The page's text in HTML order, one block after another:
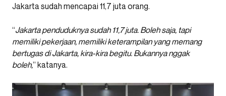
Jakarta sudah mencapai 11,7 juta orang.
“Jakarta penduduknya sudah 11,7 juta. Boleh saja, tapi
memiliki pekerjaan, memiliki keterampilan yang memang
bertugas di Jakarta, kira-kira begitu. Bukannya nggak
boleh,” katanya.